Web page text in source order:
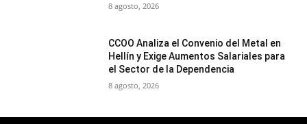
8 agosto, 2026
CCOO Analiza el Convenio del Metal en
Hellín y Exige Aumentos Salariales para
el Sector de la Dependencia
8 agosto, 2026